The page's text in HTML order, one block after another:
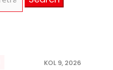
KOL 9, 2026